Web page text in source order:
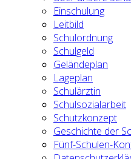
Einschulung
Leitbild
Schulordnung
Schulgeld
Geländeplan
Lageplan
Schulärztin
Schulsozialarbeit
Schutzkonzept
Geschichte der
Fünf-Schulen-